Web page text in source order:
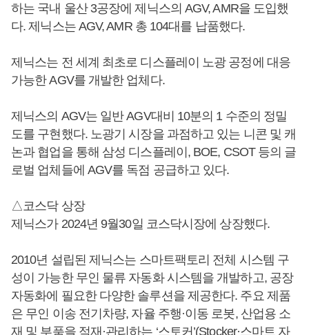
하는 국내 울산 3공장에 제닉스의 AGV, AMR을 도입했
다. 제닉스는 AGV, AMR 총 104대를 납품했다.
제닉스는 전 세계 최초로 디스플레이 노광 공정에 대응
가능한 AGV를 개발한 업체다.
제닉스의 AGV는 일반 AGV대비 10분의 1 수준의 정밀
도를 구현했다. 노광기 시장을 과점하고 있는 니콘 및 캐
논과 협업을 통해 삼성 디스플레이, BOE, CSOT 등의 글
로벌 업체들에 AGV를 독점 공급하고 있다.
△코스닥 상장
제닉스가 2024년 9월30일 코스닥시장에 상장했다.
2010년 설립된 제닉스는 스마트팩토리 전체 시스템 구
성이 가능한 무인 물류 자동화 시스템을 개발하고, 공장
자동화에 필요한 다양한 솔루션을 제공한다. 주요 제품
은 무인 이송 전기차량, 자율 주행·이동 로봇, 산업용 소
재 및 부품을 적재·관리하는 ‘스토커’(Stocker·스마트 자